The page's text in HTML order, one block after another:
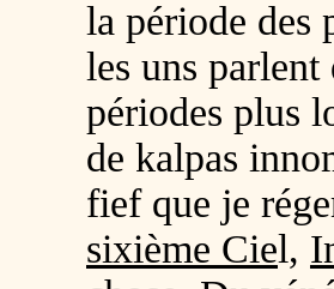
la période des
les uns parlent
périodes plus
de kalpas
fief que je
sixième Ciel,